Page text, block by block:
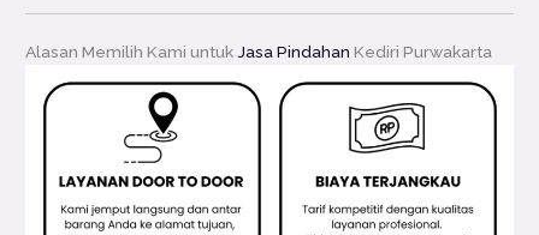
Alasan Memilih Kami untuk Jasa Pindahan Kediri Purwakarta